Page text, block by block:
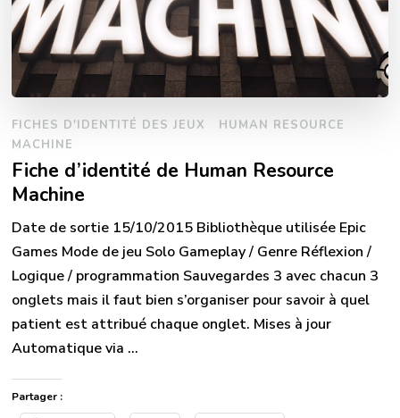
FICHES D'IDENTITÉ DES JEUX
HUMAN RESOURCE
MACHINE
Fiche d’identité de Human Resource
Machine
Date de sortie 15/10/2015 Bibliothèque utilisée Epic
Games Mode de jeu Solo Gameplay / Genre Réflexion /
Logique / programmation Sauvegardes 3 avec chacun 3
onglets mais il faut bien s’organiser pour savoir à quel
patient est attribué chaque onglet. Mises à jour
Automatique via …
Partager :